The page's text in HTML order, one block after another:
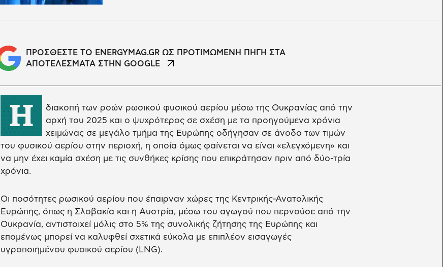
ΠΡΟΣΘΕΣΤΕ ΤΟ ENERGYMAG.GR ΩΣ ΠΡΟΤΙΜΩΜΕΝΗ ΠΗΓΗ ΣΤΑ
ΑΠΟΤΕΛΕΣΜΑΤΑ ΣΤΗΝ GOOGLE
Η
διακοπή των ροών ρωσικού φυσικού αερίου μέσω της Ουκρανίας από την
αρχή του 2025 και ο ψυχρότερος σε σχέση με τα προηγούμενα χρόνια
χειμώνας σε μεγάλο τμήμα της Ευρώπης οδήγησαν σε άνοδο των τιμών
του φυσικού αερίου στην περιοχή, η οποία όμως φαίνεται να είναι «ελεγχόμενη» και
να μην έχει καμία σχέση με τις συνθήκες κρίσης που επικράτησαν πριν από δύο-τρία
χρόνια.
Οι ποσότητες ρωσικού αερίου που έπαιρναν χώρες της Κεντρικής-Ανατολικής
Ευρώπης, όπως η Σλοβακία και η Αυστρία, μέσω του αγωγού που περνούσε από την
Ουκρανία, αντιστοιχεί μόλις στο 5% της συνολικής ζήτησης της Ευρώπης και
επομένως μπορεί να καλυφθεί σχετικά εύκολα με επιπλέον εισαγωγές
υγροποιημένου φυσικού αερίου (LNG).